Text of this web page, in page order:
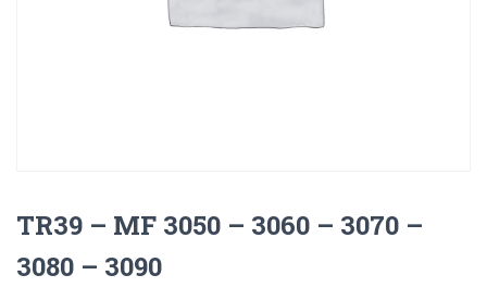
TR39 – MF 3050 – 3060 – 3070 –
3080 – 3090